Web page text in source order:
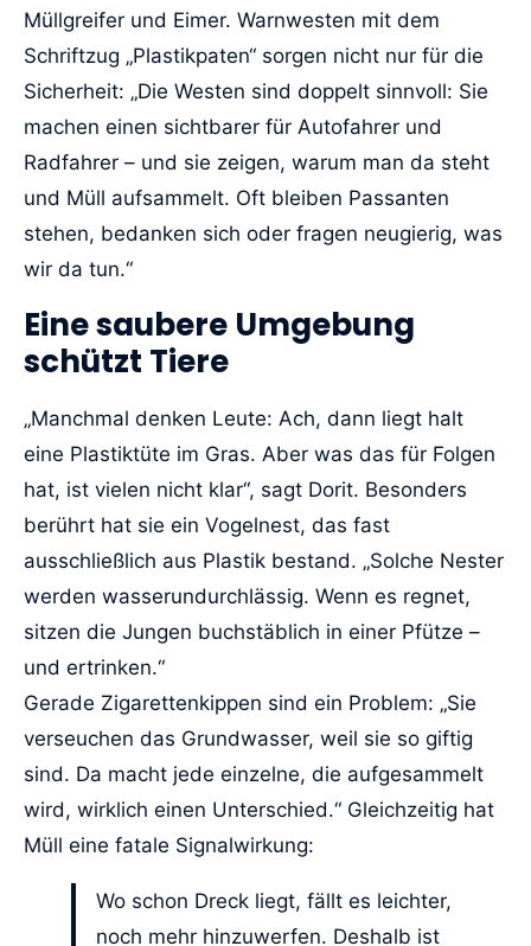
Müllgreifer und Eimer. Warnwesten mit dem
Schriftzug „Plastikpaten“ sorgen nicht nur für die
Sicherheit: „Die Westen sind doppelt sinnvoll: Sie
machen einen sichtbarer für Autofahrer und
Radfahrer – und sie zeigen, warum man da steht
und Müll aufsammelt. Oft bleiben Passanten
stehen, bedanken sich oder fragen neugierig, was
wir da tun.“
Eine saubere Umgebung
schützt Tiere
„Manchmal denken Leute: Ach, dann liegt halt
eine Plastiktüte im Gras. Aber was das für Folgen
hat, ist vielen nicht klar“, sagt Dorit. Besonders
berührt hat sie ein Vogelnest, das fast
ausschließlich aus Plastik bestand. „Solche Nester
werden wasserundurchlässig. Wenn es regnet,
sitzen die Jungen buchstäblich in einer Pfütze –
und ertrinken.“
Gerade Zigarettenkippen sind ein Problem: „Sie
verseuchen das Grundwasser, weil sie so giftig
sind. Da macht jede einzelne, die aufgesammelt
wird, wirklich einen Unterschied.“ Gleichzeitig hat
Müll eine fatale Signalwirkung:
Wo schon Dreck liegt, fällt es leichter,
noch mehr hinzuwerfen. Deshalb ist